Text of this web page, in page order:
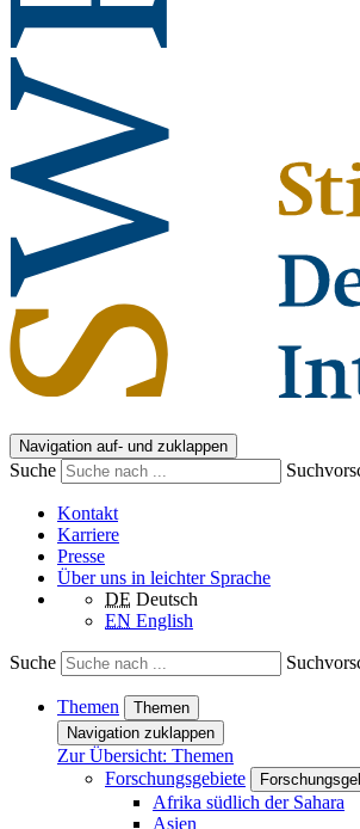
Navigation auf- und zuklappen
Suche
Kontakt
Karriere
Presse
Über uns in leichter Sprache
DE Deutsch
EN English
Suche
Themen
Themen
Navigation zuklappen
Zur Übersicht: Themen
Forschungsgebiete
Afrika südlich der Sahara
Asien